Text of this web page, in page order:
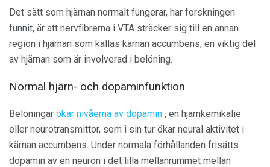
Det sätt som hjärnan normalt fungerar, har forskningen
funnit, är att nervfibrerna i VTA sträcker sig till en annan
region i hjärnan som kallas kärnan accumbens, en viktig del
av hjärnan som är involverad i belöning.
Normal hjärn- och dopaminfunktion
Belöningar ökar nivåerna av dopamin , en hjärnkemikalie
eller neurotransmittor, som i sin tur ökar neural aktivitet i
kärnan accumbens. Under normala förhållanden frisätts
dopamin av en neuron i det lilla mellanrummet mellan